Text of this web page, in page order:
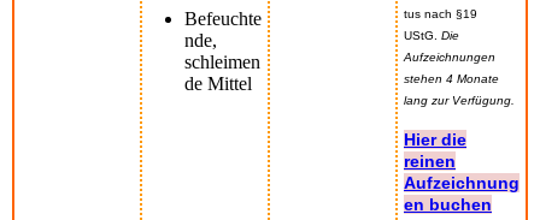
Befeuchte
nde,
schleimen
de Mittel
tus nach §19
UStG.
Die
Aufzeichnungen
stehen 4 Monate
lang zur Verfügung.
Hier die
reinen
Aufzeichnung
en buchen